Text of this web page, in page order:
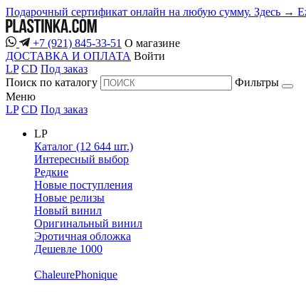
Подарочный сертификат онлайн на любую сумму. Здесь →
+7 (921) 845-33-51 О магазине
ДОСТАВКА И ОПЛАТА Войти
LP CD Под заказ
Поиск по каталогу
Фильтры
Меню
LP CD Под заказ
LP
Каталог (12 644 шт.)
Интересный выбор
Редкие
Новые поступления
Новые релизы
Новый винил
Оригинальный винил
Эротичная обложка
Дешевле 1000
ChaleurePhonique